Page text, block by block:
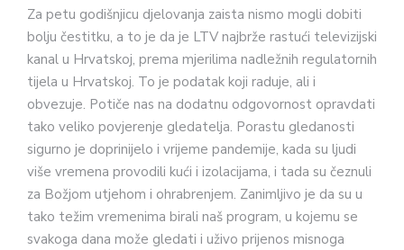
Za petu godišnjicu djelovanja zaista nismo mogli dobiti
bolju čestitku, a to je da je LTV najbrže rastući televizijski
kanal u Hrvatskoj, prema mjerilima nadležnih regulatornih
tijela u Hrvatskoj. To je podatak koji raduje, ali i
obvezuje. Potiče nas na dodatnu odgovornost opravdati
tako veliko povjerenje gledatelja. Porastu gledanosti
sigurno je doprinijelo i vrijeme pandemije, kada su ljudi
više vremena provodili kući i izolacijama, i tada su čeznuli
za Božjom utjehom i ohrabrenjem. Zanimljivo je da su u
tako težim vremenima birali naš program, u kojemu se
svakoga dana može gledati i uživo prijenos misnoga